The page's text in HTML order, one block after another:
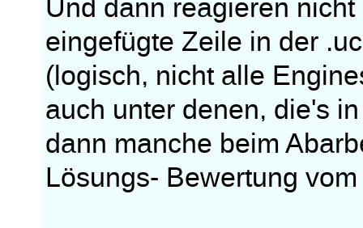
Und dann reagieren
eingefügte Zeile in der
(logisch, nicht alle
auch unter denen, die's
dann manche beim
Lösungs- Bewertung